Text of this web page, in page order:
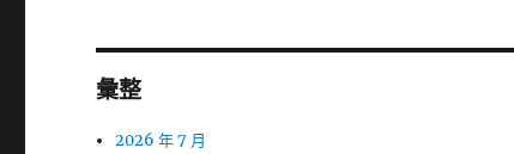
彙整
2026 年 7 月